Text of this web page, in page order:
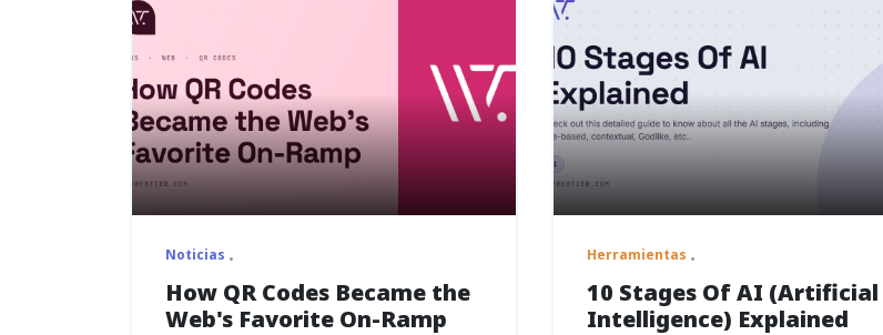
Noticias
How QR Codes Became the
Web's Favorite On-Ramp
Herramientas
10 Stages Of AI (Artificial
Intelligence) Explained